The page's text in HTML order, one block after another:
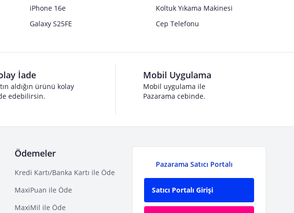
iPhone 16e
Galaxy S25FE
Koltuk Yıkama Makinesi
Cep Telefonu
İade
aldığın ürünü kolay
edebilirsin.
Mobil Uygulama
Mobil uygulama ile
Pazarama cebinde.
Ödemeler
Kredi Kartı/Banka Kartı ile Öde
MaxiPuan ile Öde
MaxiMil ile Öde
Pazarama Satıcı Portalı
Satıcı Portalı Girişi